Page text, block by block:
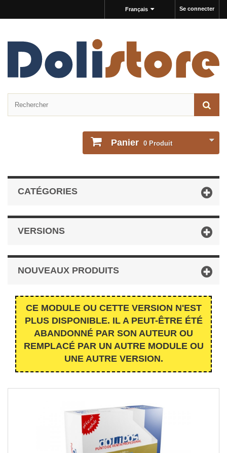
Se connecter
Français
Panier 0 Produit
CATÉGORIES
VERSIONS
NOUVEAUX PRODUITS
CE MODULE OU CETTE VERSION N'EST
PLUS DISPONIBLE. IL A PEUT-ÊTRE ÉTÉ
ABANDONNÉ PAR SON AUTEUR OU
REMPLACÉ PAR UN AUTRE MODULE OU
UNE AUTRE VERSION.